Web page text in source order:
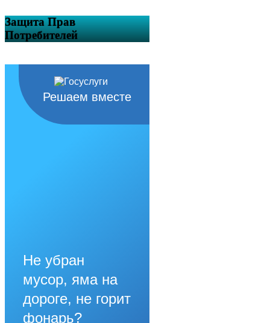
Защита Прав
Потребителей
Решаем вместе
Не убран
мусор, яма на
дороге, не горит
фонарь?